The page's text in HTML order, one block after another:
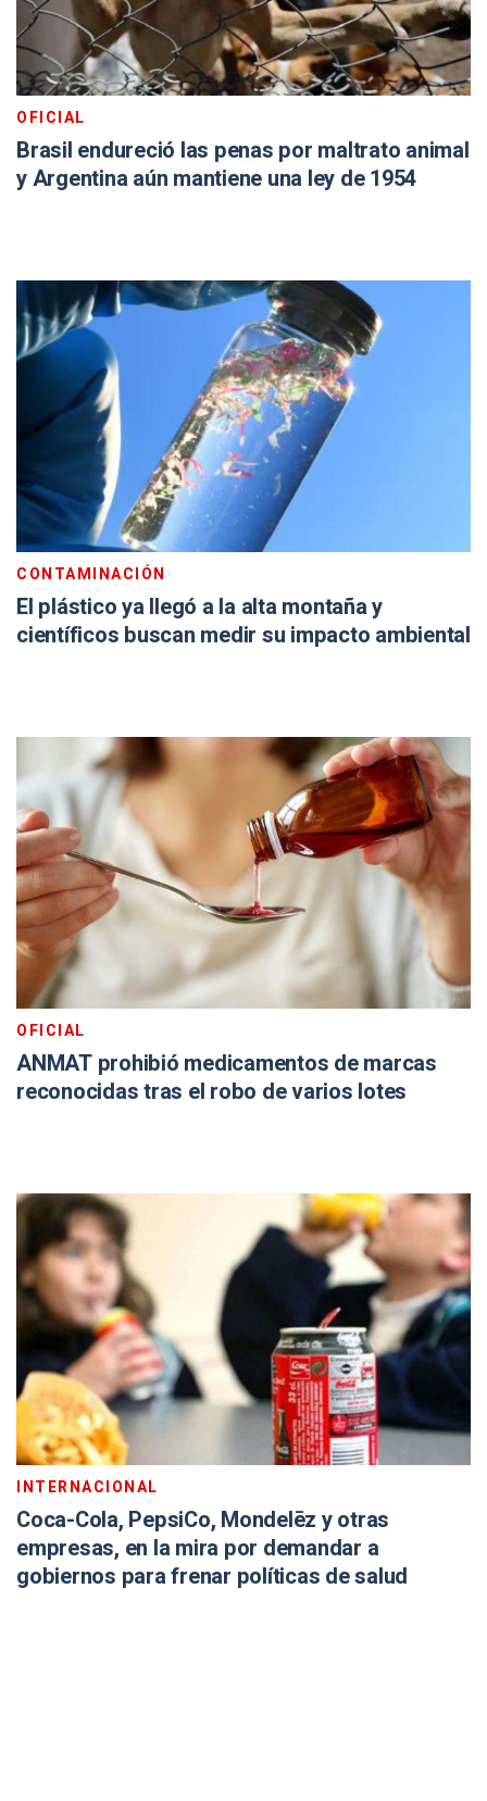
OFICIAL
Brasil endureció las penas por maltrato animal
y Argentina aún mantiene una ley de 1954
CONTAMINACIÓN
El plástico ya llegó a la alta montaña y
científicos buscan medir su impacto ambiental
OFICIAL
ANMAT prohibió medicamentos de marcas
reconocidas tras el robo de varios lotes
INTERNACIONAL
Coca-Cola, PepsiCo, Mondelēz y otras
empresas, en la mira por demandar a
gobiernos para frenar políticas de salud